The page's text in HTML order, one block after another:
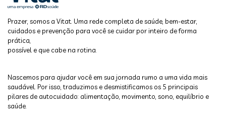
Prazer, somos a Vitat. Uma rede completa de saúde, bem-estar,
cuidados e prevenção para você se cuidar por inteiro de forma
prática,
possível e que cabe na rotina.
Nascemos para ajudar você em sua jornada rumo a uma vida mais
saudável. Por isso, traduzimos e desmistificamos os 5 principais
pilares de autocuidado: alimentação, movimento, sono, equilíbrio e
saúde.